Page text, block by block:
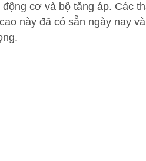
cơ và bộ tăng áp. Các
này đã có sẵn ngày nay